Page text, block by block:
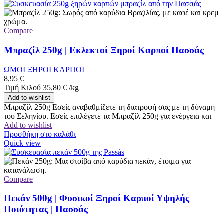
Compare
Μπραζίλ 250g | Εκλεκτοί Ξηροί Καρποί Πασσάς
ΩΜΟΙ ΞΗΡΟΙ ΚΑΡΠΟΙ
8,95 €
Τιμή Κιλού 35,80 € /kg
Add to wishlist
Μπραζίλ 250g Εσείς αναβαθμίζετε τη διατροφή σας με τη δύναμη
του Σεληνίου. Εσείς επιλέγετε τα Μπραζίλ 250g για ενέργεια και
Add to wishlist
Προσθήκη στο καλάθι
Quick view
Compare
Πεκάν 500g | Φυσικοί Ξηροί Καρποί Υψηλής
Ποιότητας | Πασσάς